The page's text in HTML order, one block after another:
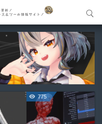
775
サイト内検索